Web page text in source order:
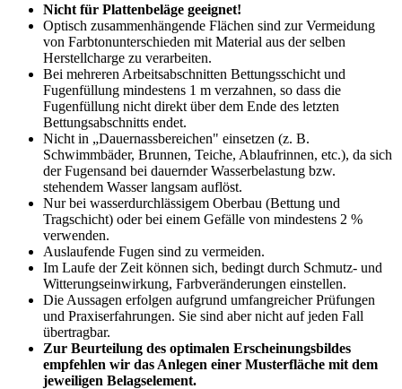
Nicht für Plattenbeläge geeignet!
Optisch zusammenhängende Flächen sind zur Vermeidung
von Farbtonunterschieden mit Material aus der selben
Herstellcharge zu verarbeiten.
Bei mehreren Arbeitsabschnitten Bettungsschicht und
Fugenfüllung mindestens 1 m verzahnen, so dass die
Fugenfüllung nicht direkt über dem Ende des letzten
Bettungsabschnitts endet.
Nicht in „Dauernassbereichen" einsetzen (z. B.
Schwimmbäder, Brunnen, Teiche, Ablaufrinnen, etc.), da sich
der Fugensand bei dauernder Wasserbelastung bzw.
stehendem Wasser langsam auflöst.
Nur bei wasserdurchlässigem Oberbau (Bettung und
Tragschicht) oder bei einem Gefälle von mindestens 2 %
verwenden.
Auslaufende Fugen sind zu vermeiden.
Im Laufe der Zeit können sich, bedingt durch Schmutz- und
Witterungseinwirkung, Farbveränderungen einstellen.
Die Aussagen erfolgen aufgrund umfangreicher Prüfungen
und Praxiserfahrungen. Sie sind aber nicht auf jeden Fall
übertragbar.
Zur Beurteilung des optimalen Erscheinungsbildes
empfehlen wir das Anlegen einer Musterfläche mit dem
jeweiligen Belagselement.